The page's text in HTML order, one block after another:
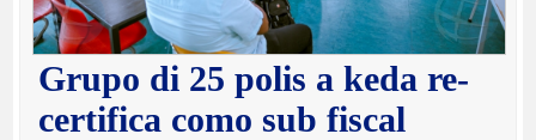
Grupo di 25 polis a keda re-
certifica como sub fiscal